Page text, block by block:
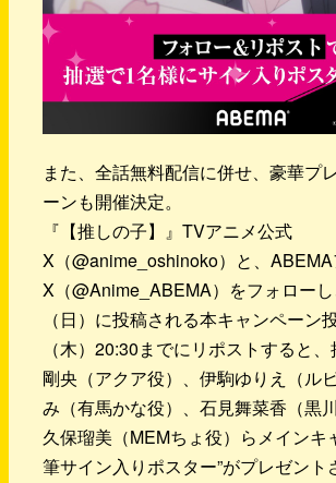
また、全話無料配信に併せ、豪華プ
ーンも開催決定。
『【推しの子】』TVアニメ公式
X（@anime_oshinoko）と、
X（@Anime_ABEMA）をフォロー
（日）に投稿される本キャンペーン
（木）20:30までにリポストすると
剛央（アクア役）、伊駒ゆりえ（ル
み（有馬かな役）、石見舞菜香（黒
久保瑠美（MEMちょ役）らメインキ
筆サイン入りポスター”がプレゼント